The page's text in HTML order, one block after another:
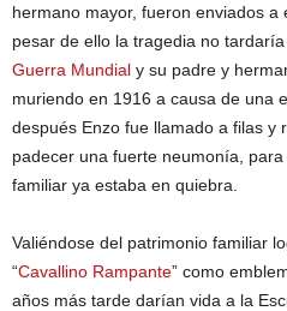
hermano mayor, fueron enviados a
pesar de ello la tragedia no
Guerra Mundial y su padre y
muriendo en 1916 a causa de una
después Enzo fue llamado a filas y
padecer una fuerte neumonía,
familiar ya estaba en quiebra.
Valiéndose del patrimonio familiar
“Cavallino Rampante” como
años más tarde darían vida a la